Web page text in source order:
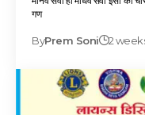
गण
ByPrem Soni 2